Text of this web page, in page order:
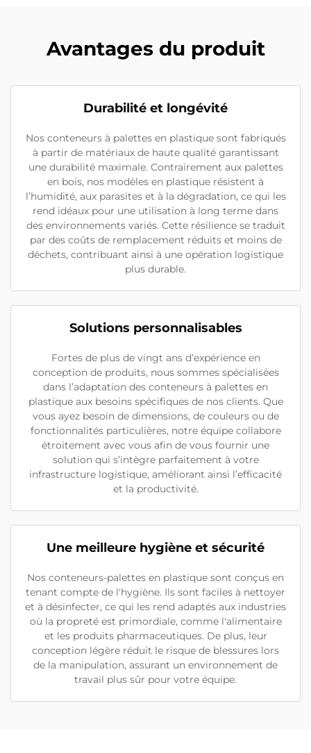
Avantages du produit
Durabilité et longévité
Nos conteneurs à palettes en plastique sont fabriqués
à partir de matériaux de haute qualité garantissant
une durabilité maximale. Contrairement aux palettes
en bois, nos modèles en plastique résistent à
l’humidité, aux parasites et à la dégradation, ce qui les
rend idéaux pour une utilisation à long terme dans
des environnements variés. Cette résilience se traduit
par des coûts de remplacement réduits et moins de
déchets, contribuant ainsi à une opération logistique
plus durable.
Solutions personnalisables
Fortes de plus de vingt ans d’expérience en
conception de produits, nous sommes spécialisées
dans l’adaptation des conteneurs à palettes en
plastique aux besoins spécifiques de nos clients. Que
vous ayez besoin de dimensions, de couleurs ou de
fonctionnalités particulières, notre équipe collabore
étroitement avec vous afin de vous fournir une
solution qui s’intègre parfaitement à votre
infrastructure logistique, améliorant ainsi l’efficacité
et la productivité.
Une meilleure hygiène et sécurité
Nos conteneurs-palettes en plastique sont conçus en
tenant compte de l'hygiène. Ils sont faciles à nettoyer
et à désinfecter, ce qui les rend adaptés aux industries
où la propreté est primordiale, comme l'alimentaire
et les produits pharmaceutiques. De plus, leur
conception légère réduit le risque de blessures lors
de la manipulation, assurant un environnement de
travail plus sûr pour votre équipe.